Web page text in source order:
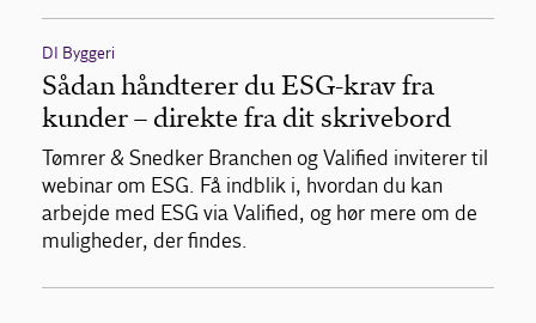
DI Byggeri
Sådan håndterer du ESG-krav fra
kunder – direkte fra dit skrivebord
Tømrer & Snedker Branchen og Valified inviterer til
webinar om ESG. Få indblik i, hvordan du kan
arbejde med ESG via Valified, og hør mere om de
muligheder, der findes.